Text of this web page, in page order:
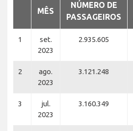
MÊS
NÚMERO DE
PASSAGEIROS
1
set.
2023
2.935.605
2
ago.
2023
3.121.248
3
jul.
2023
3.160.349